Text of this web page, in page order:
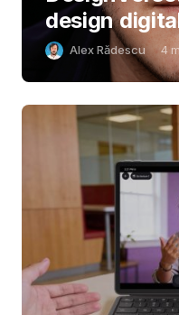
design
Alex Rădescu 4